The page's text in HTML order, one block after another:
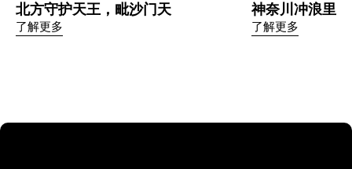
北方守护天王，毗沙门天
了解更多
神奈川冲浪里
了解更多